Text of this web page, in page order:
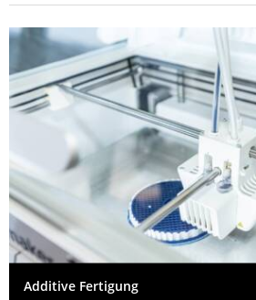
Additive Fertigung